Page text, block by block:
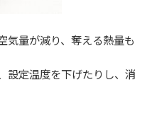
気量が減り、奪える熱量も
設定温度を下げたりし、消